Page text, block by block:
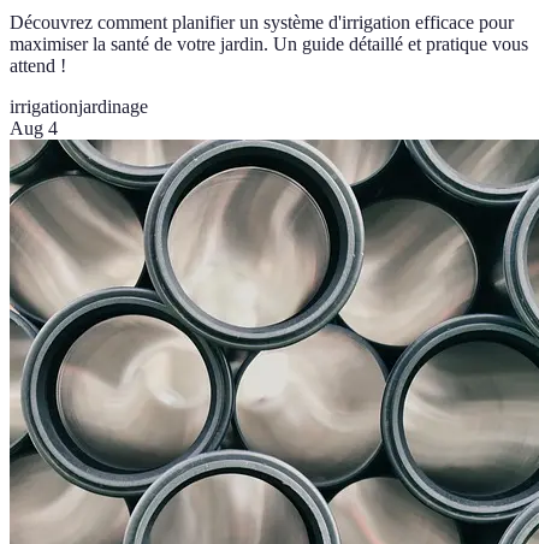
Découvrez comment planifier un système d'irrigation efficace pour
maximiser la santé de votre jardin. Un guide détaillé et pratique vous
attend !
irrigationjardinage
Aug 4